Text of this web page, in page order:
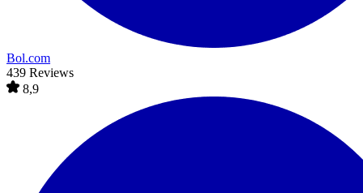
Bol.com
439 Reviews
8,9